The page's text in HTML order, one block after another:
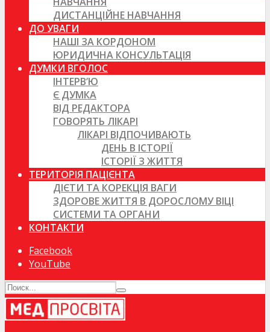
ДИСТАНЦІЙНЕ НАВЧАННЯ
ДО УВАГИ
НАШІ ЗА КОРДОНОМ
ЮРИДИЧНА КОНСУЛЬТАЦІЯ
ДУМКИ ВГОЛОС
ІНТЕРВ’Ю
Є ДУМКА
ВІД РЕДАКТОРА
ГОВОРЯТЬ ЛІКАРІ
ЛІКАРІ ВІДПОЧИВАЮТЬ
ДЕНЬ В ІСТОРІЇ
ІСТОРІЇ З ЖИТТЯ
ТЕРИТОРІЯ ПАЦІЄНТА
ДІЄТИ ТА КОРЕКЦІЯ ВАГИ
ЗДОРОВЕ ЖИТТЯ В ДОРОСЛОМУ ВІЦІ
СИСТЕМИ ТА ОРГАНИ
КОНТАКТИ
Facebook
YouTube